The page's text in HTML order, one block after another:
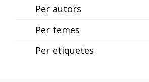
Per autors
Per temes
Per etiquetes